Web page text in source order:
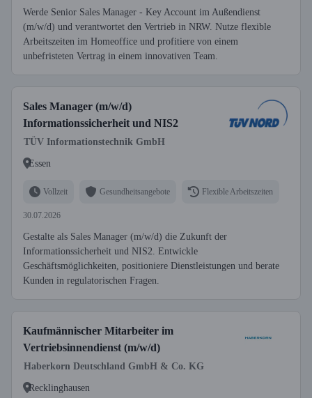
Werde Senior Sales Manager - Key Account im Außendienst
(m/w/d) und verantwortet den Vertrieb in NRW. Nutze flexible
Arbeitszeiten im Homeoffice und profitiere von einem
unbefristeten Vertrag in einem innovativen Team.
Sales Manager (m/w/d)
Informationssicherheit und NIS2
TÜV Informationstechnik GmbH
Essen
Vollzeit Gesundheitsangebote Flexible Arbeitszeiten
30.07.2026
Gestalte als Sales Manager (m/w/d) die Zukunft der
Informationssicherheit und NIS2. Entwickle
Geschäftsmöglichkeiten, positioniere Dienstleistungen und berate
Kunden in regulatorischen Fragen.
Kaufmännischer Mitarbeiter im
Vertriebsinnendienst (m/w/d)
Haberkorn Deutschland GmbH & Co. KG
Recklinghausen